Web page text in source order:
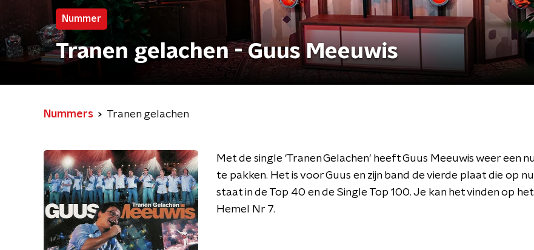
Nummer
Tranen gelachen - Guus Meeuwis
Nummers Tranen gelachen
Met de single 'Tranen Gelachen' heeft Guus Meeuwis weer een
te pakken. Het is voor Guus en zijn band de vierde plaat die op
staat in de Top 40 en de Single Top 100. Je kan het vinden op
Hemel Nr 7.